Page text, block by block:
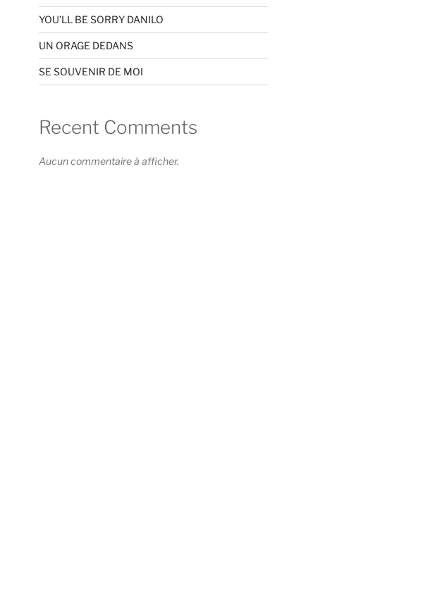
YOU’LL BE SORRY DANILO
UN ORAGE DEDANS
SE SOUVENIR DE MOI
Recent Comments
Aucun commentaire à afficher.